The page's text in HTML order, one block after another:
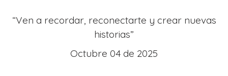
“Ven a recordar, reconectarte y crear nuevas
historias”
Octubre 04 de 2025